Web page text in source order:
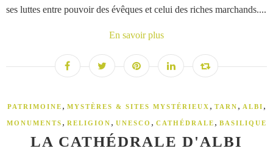
ses luttes entre pouvoir des évêques et celui des riches marchands....
En savoir plus
PATRIMOINE , MYSTÈRES & SITES MYSTÉRIEUX , TARN , ALBI ,
MONUMENTS , RELIGION , UNESCO , CATHÉDRALE , BASILIQUE
LA CATHÉDRALE D'ALBI